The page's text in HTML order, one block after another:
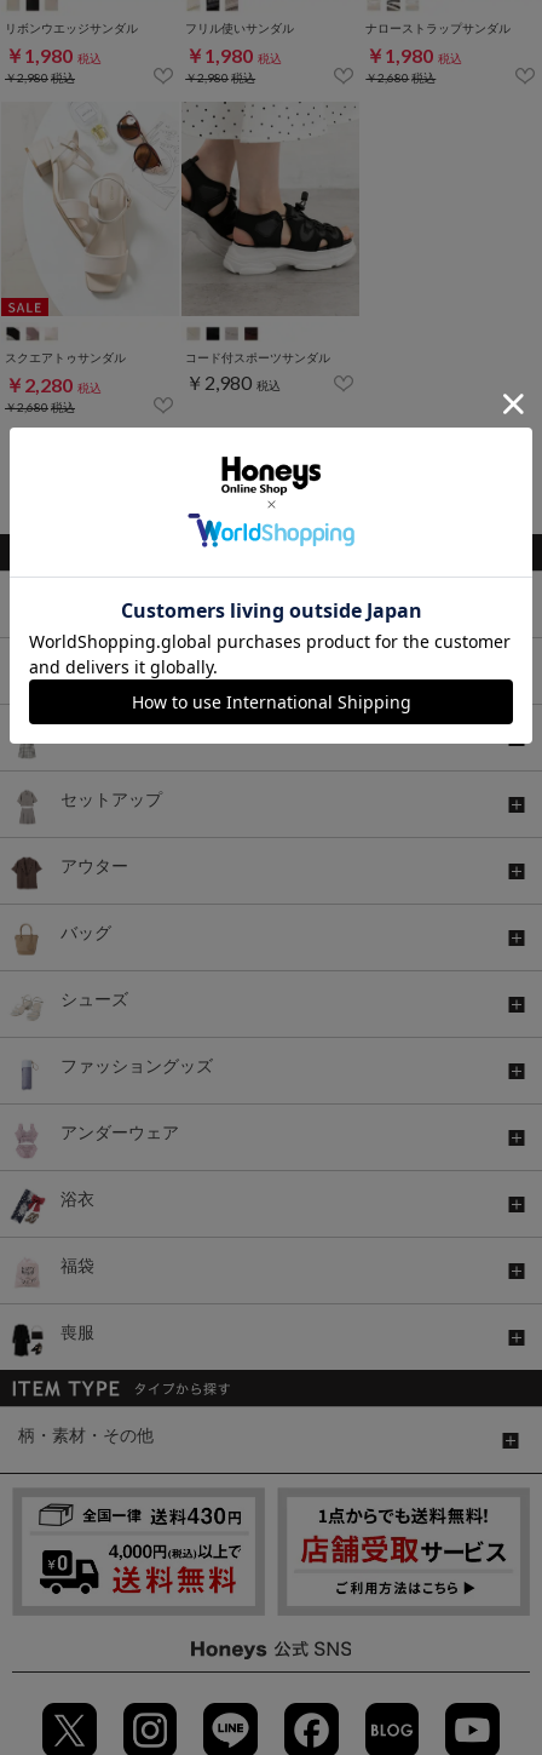
リボンウエッジサンダル
￥1,980 税込
￥2,980税込
フリル使いサンダル
￥1,980 税込
￥2,980税込
ナローストラップサンダル
￥1,980 税込
￥2,680税込
スクエアトゥサンダル
￥2,280 税込
￥2,680税込
コード付スポーツサンダル
￥2,980 税込
トップス
ボトムス
セットアップ
アウター
バッグ
シューズ
ファッショングッズ
アンダーウェア
浴衣
福袋
喪服
柄・素材・その他